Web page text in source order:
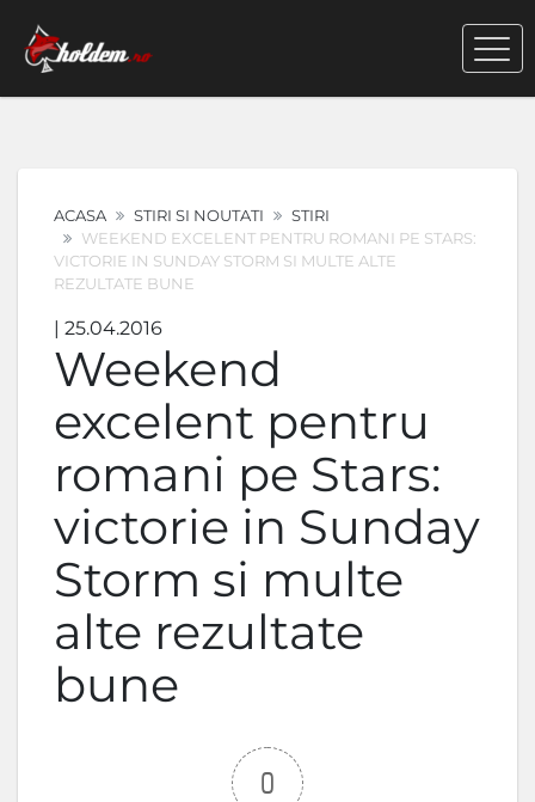
ACASA STIRI SI NOUTATI
STIRI
WEEKEND EXCELENT PENTRU ROMANI PE STARS:
VICTORIE IN SUNDAY STORM SI MULTE ALTE
REZULTATE BUNE
| 25.04.2016
Weekend
excelent pentru
romani pe Stars:
victorie in Sunday
Storm si multe
alte rezultate
bune
0